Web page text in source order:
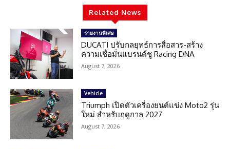
Related News
รายงานพิเศษ
DUCATI ปรับกลยุทธ์การสื่อสาร-สร้าง
ความเชื่อมั่นแบรนด์ชู Racing DNA
August 7, 2026
Vehicle
Triumph เปิดตัวเครื่องยนต์แข่ง Moto2 รุ่น
ใหม่ สำหรับฤดูกาล 2027
August 7, 2026